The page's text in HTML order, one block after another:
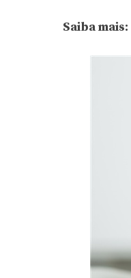
Saiba mais: